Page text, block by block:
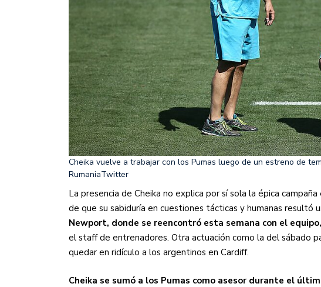
Cheika vuelve a trabajar con los Pumas luego de un estreno de
RumaniaTwitter
La presencia de Cheika no explica por sí sola la épica
de que su sabiduría en cuestiones tácticas y humanas resultó
Newport, donde se reencontró esta semana con el
el staff de entrenadores. Otra actuación como la del sábado
quedar en ridículo a los argentinos en Cardiff.
Cheika se sumó a los Pumas como asesor durante el